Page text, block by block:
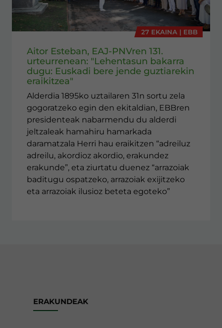
27 EKAINA | EBB
Aitor Esteban, EAJ-PNVren 131.
urteurrenean: "Lehentasun bakarra
dugu: Euskadi bere jende guztiarekin
eraikitzea"
Alderdia 1895ko uztailaren 31n sortu zela
gogoratzeko egin den ekitaldian, EBBren
presidenteak nabarmendu du alderdi
jeltzaleak hamahiru hamarkada
daramatzala Herri hau eraikitzen “adreiluz
adreilu, akordioz akordio, erakundez
erakunde”, eta ziurtatu duenez “arrazoiak
baditugu ospatzeko, arrazoiak exijitzeko
eta arrazoiak ilusioz beteta egoteko”
ERAKUNDEAK